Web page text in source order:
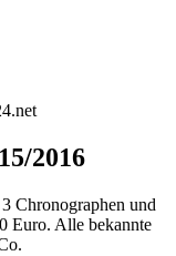
2016
Chronographen und
Euro. Alle bekannte